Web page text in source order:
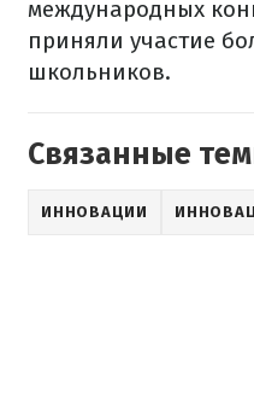
международных
приняли участие
школьников.
Связанные
ИННОВАЦИИ